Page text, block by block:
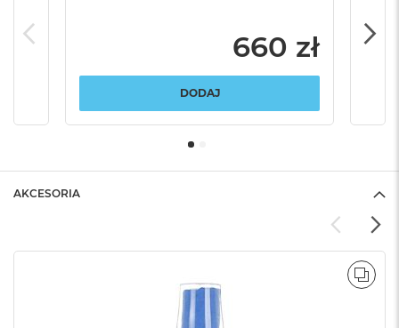
660 zł
DODAJ
AKCESORIA